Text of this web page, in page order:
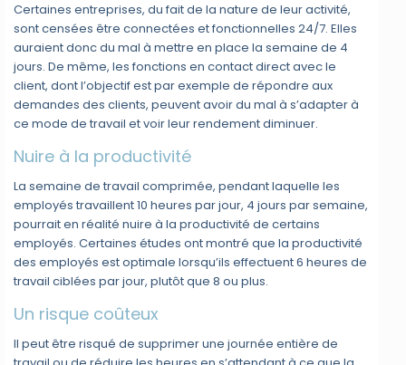
Certaines entreprises, du fait de la nature de leur activité,
sont censées être connectées et fonctionnelles 24/7. Elles
auraient donc du mal à mettre en place la semaine de 4
jours. De même, les fonctions en contact direct avec le
client, dont l’objectif est par exemple de répondre aux
demandes des clients, peuvent avoir du mal à s’adapter à
ce mode de travail et voir leur rendement diminuer.
Nuire à la productivité
La semaine de travail comprimée, pendant laquelle les
employés travaillent 10 heures par jour, 4 jours par semaine,
pourrait en réalité nuire à la productivité de certains
employés. Certaines études ont montré que la productivité
des employés est optimale lorsqu’ils effectuent 6 heures de
travail ciblées par jour, plutôt que 8 ou plus.
Un risque coûteux
Il peut être risqué de supprimer une journée entière de